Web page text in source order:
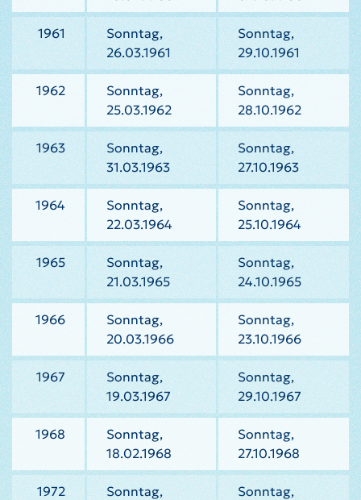
1961
Sonntag,
26.03.1961
Sonntag,
29.10.1961
1962
Sonntag,
25.03.1962
Sonntag,
28.10.1962
1963
Sonntag,
31.03.1963
Sonntag,
27.10.1963
1964
Sonntag,
22.03.1964
Sonntag,
25.10.1964
1965
Sonntag,
21.03.1965
Sonntag,
24.10.1965
1966
Sonntag,
20.03.1966
Sonntag,
23.10.1966
1967
Sonntag,
19.03.1967
Sonntag,
29.10.1967
1968
Sonntag,
18.02.1968
Sonntag,
27.10.1968
1972
Sonntag,
Sonntag,